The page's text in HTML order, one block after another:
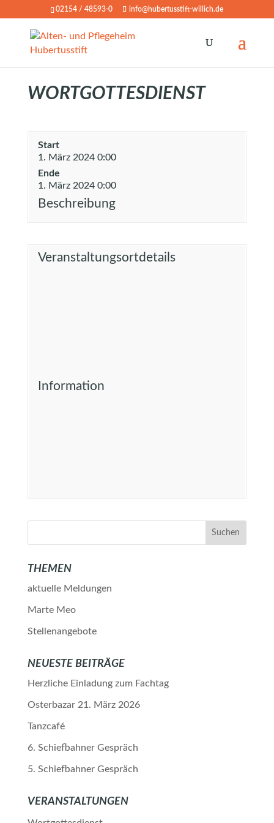
02154 / 48593-0 info@hubertusstift-willich.de
WORTGOTTESDIENST
Start
1. März 2024 0:00
Ende
1. März 2024 0:00
Beschreibung
Veranstaltungsortdetails
Information
THEMEN
aktuelle Meldungen
Marte Meo
Stellenangebote
NEUESTE BEITRÄGE
Herzliche Einladung zum Fachtag
Osterbazar 21. März 2026
Tanzcafé
6. Schiefbahner Gespräch
5. Schiefbahner Gespräch
VERANSTALTUNGEN